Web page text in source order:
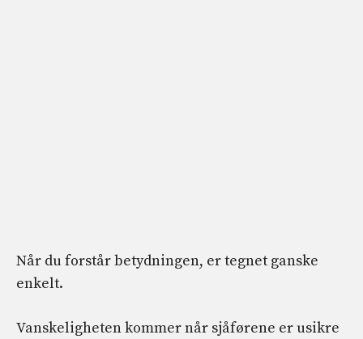
Når du forstår betydningen, er tegnet ganske
enkelt.
Vanskeligheten kommer når sjåførene er usikre